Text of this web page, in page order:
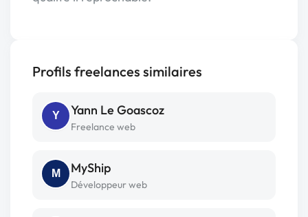
Profils freelances similaires
Y Yann Le Goascoz
Freelance web
M MyShip
Développeur web